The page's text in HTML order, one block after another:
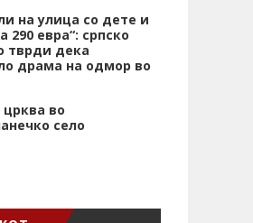
на улица со дете и
290 евра“: српско
тврди дека
драма на одмор во
во
село